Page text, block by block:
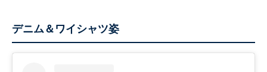
デニム＆ワイシャツ姿